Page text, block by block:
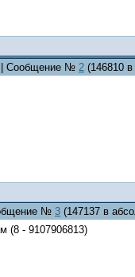
| Сообщение № 2 (146810
№ 3 (147137 в
(8 - 9107906813)